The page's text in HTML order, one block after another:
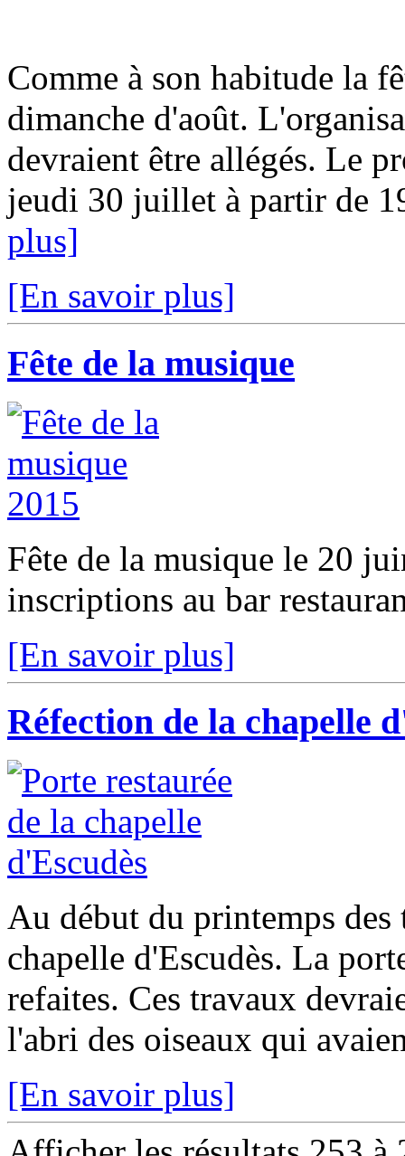
Comme à son habitude la
dimanche d'août.
devraient être allégés. Le
jeudi 30 juillet à partir de
plus]
[En savoir plus]
Fête de la musique
Fête de la musique le 20
inscriptions au bar
[En savoir plus]
Réfection de la chapelle
Au début du printemps
chapelle d'Escudès. La
refaites. Ces travaux
l'abri des oiseaux qui
[En savoir plus]